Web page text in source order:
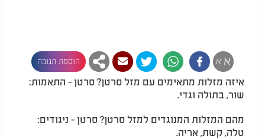
א א הוספת תגובה
איזה מזלות מתאימים עם מזל סרטן? סרטן - התאמות:
שור, בתולה וגדי.
מהם המזלות המנוגדים למזל סרטן? סרטן - ניגודים:
טלה, קשת, אריה.